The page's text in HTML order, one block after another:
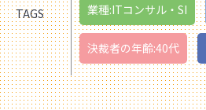
TAGS 業種:ITコンサル・SI
決裁者の年齢:40代